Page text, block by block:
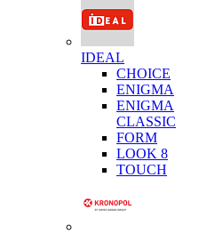
IDEAL
CHOICE
ENIGMA
ENIGMA
CLASSIC
FORM
LOOK 8
TOUCH